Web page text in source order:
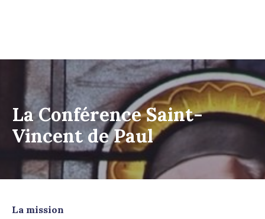
La Conférence Saint-
Vincent de Paul
La mission